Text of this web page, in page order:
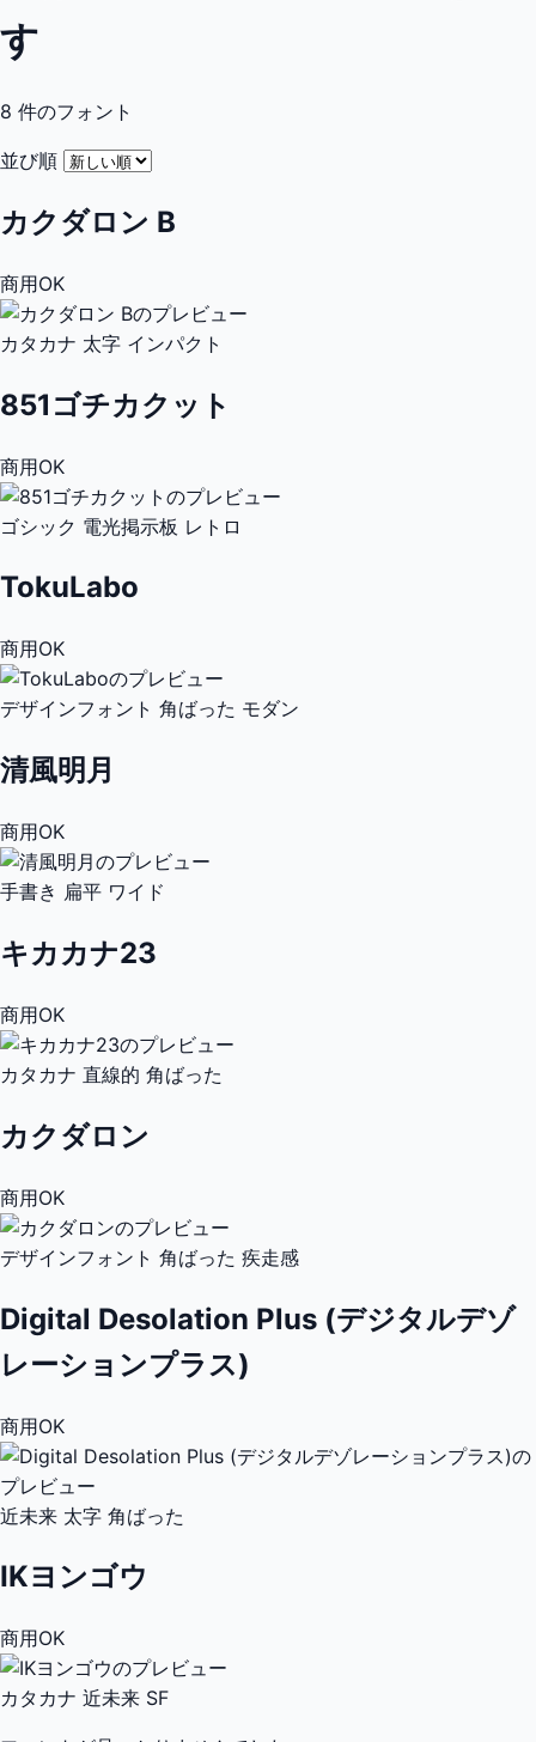
す
8 件のフォント
並び順
カクダロン B
商用OK
カタカナ 太字 インパクト
851ゴチカクット
商用OK
ゴシック 電光掲示板 レトロ
TokuLabo
商用OK
デザインフォント 角ばった モダン
清風明月
商用OK
手書き 扁平 ワイド
キカカナ23
商用OK
カタカナ 直線的 角ばった
カクダロン
商用OK
デザインフォント 角ばった 疾走感
Digital Desolation Plus (デジタルデゾ
レーションプラス)
商用OK
近未来 太字 角ばった
IKヨンゴウ
商用OK
カタカナ 近未来 SF